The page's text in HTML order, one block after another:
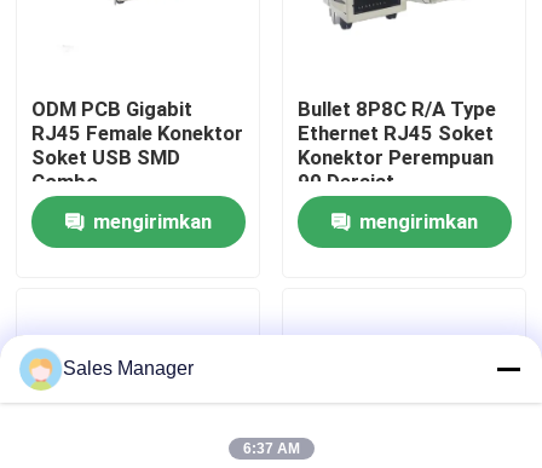
Hubungi kami
Permintaan Penawaran
Konektor Soket USB
Konektor USB Tipe C
ODM PCB Gigabit
RJ45 Female Konektor
Soket USB SMD
Combo
mengirimkan
Bullet 8P8C R/A Type
Ethernet RJ45 Soket
Konektor Perempuan
90 Derajat
mengirimkan
Sales Manager
6:37 AM